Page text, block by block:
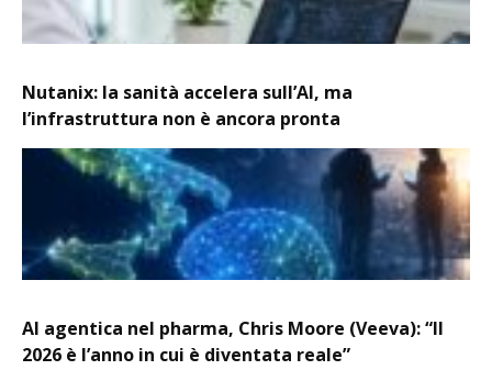
Nutanix: la sanità accelera sull’AI, ma
l’infrastruttura non è ancora pronta
AI agentica nel pharma, Chris Moore (Veeva): “Il
2026 è l’anno in cui è diventata reale”